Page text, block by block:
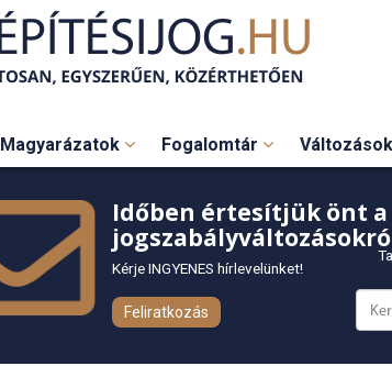
Magyarázatok Fogalomtár Változások
Időben értesítjük önt a
Kérje INGYENES hírlevelünket!
Feliratkozás